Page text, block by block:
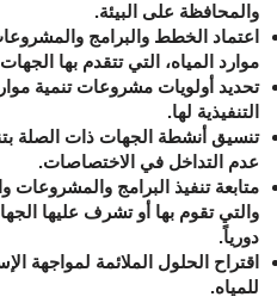
والمحافظة على البيئة.
اعتماد الخطط والبرامج
موارد المياه، التي تتقدم بها
تحديد أولويات مشروعات تنمية
التنفيذية لها.
تنسيق أنشطة الجهات ذات الصلة
عدم التداخل في الاختصاصات.
متابعة تنفيذ البرامج والمشروعات
والتي تقوم بها أو تشرف عليها
دورياً.
اقتراح الحلول الملائمة لمواجهة
للمياه.